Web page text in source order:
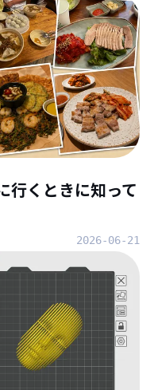
行くときに知って
2026-06-21